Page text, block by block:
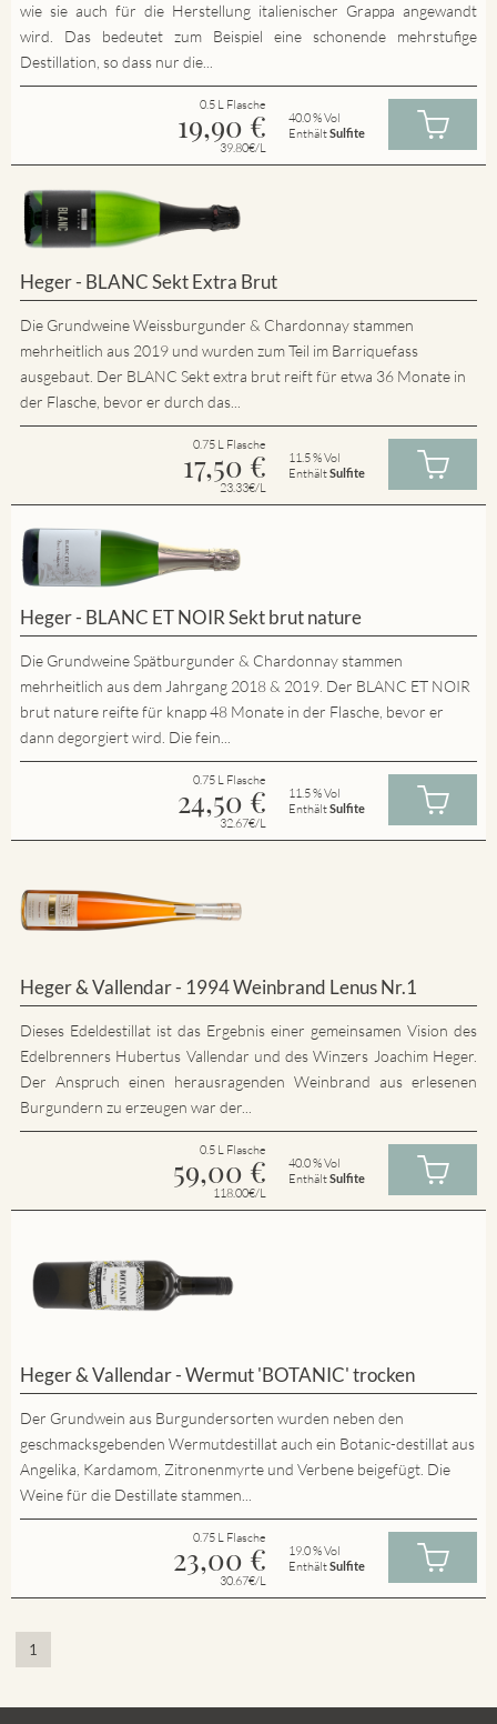
wie sie auch für die Herstellung italienischer Grappa angewandt
wird. Das bedeutet zum Beispiel eine schonende mehrstufige
Destillation, so dass nur die...
0.5 L Flasche
19,90 €
39.80€/L
40.0 % Vol
EnthältSulfite
Heger - BLANC Sekt Extra Brut
Die Grundweine Weissburgunder & Chardonnay stammen
mehrheitlich aus 2019 und wurden zum Teil im Barriquefass
ausgebaut. Der BLANC Sekt extra brut reift für etwa 36 Monate in
der Flasche, bevor er durch das...
0.75 L Flasche
17,50 €
23.33€/L
11.5 % Vol
EnthältSulfite
Heger - BLANC ET NOIR Sekt brut nature
Die Grundweine Spätburgunder & Chardonnay stammen
mehrheitlich aus dem Jahrgang 2018 & 2019. Der BLANC ET NOIR
brut nature reifte für knapp 48 Monate in der Flasche, bevor er
dann degorgiert wird. Die fein...
0.75 L Flasche
24,50 €
32.67€/L
11.5 % Vol
EnthältSulfite
Heger & Vallendar - 1994 Weinbrand Lenus Nr.1
Dieses Edeldestillat ist das Ergebnis einer gemeinsamen Vision des
Edelbrenners Hubertus Vallendar und des Winzers Joachim Heger.
Der Anspruch einen herausragenden Weinbrand aus erlesenen
Burgundern zu erzeugen war der...
0.5 L Flasche
59,00 €
118.00€/L
40.0 % Vol
EnthältSulfite
Heger & Vallendar - Wermut 'BOTANIC' trocken
Der Grundwein aus Burgundersorten wurden neben den
geschmacksgebenden Wermutdestillat auch ein Botanic-destillat aus
Angelika, Kardamom, Zitronenmyrte und Verbene beigefügt. Die
Weine für die Destillate stammen...
0.75 L Flasche
23,00 €
30.67€/L
19.0 % Vol
EnthältSulfite
1